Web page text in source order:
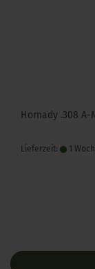
Hornady .308 A-
Lieferzeit: 1